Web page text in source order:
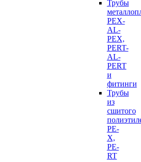
Трубы
PEX-
AL-
PEX,
PERT-
AL-
PERT
и
фитинги
Трубы
из
сшитого
PE-
X,
PE-
RT